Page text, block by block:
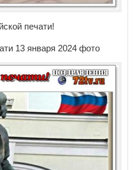
печати!
13 января 2024 фото